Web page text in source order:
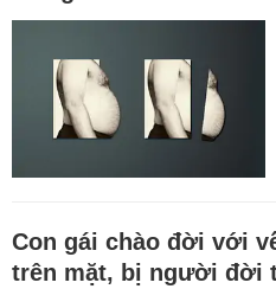
Con gái chào đời với
trên mặt, bị người đời